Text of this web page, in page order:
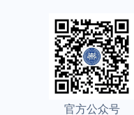
官方公众号